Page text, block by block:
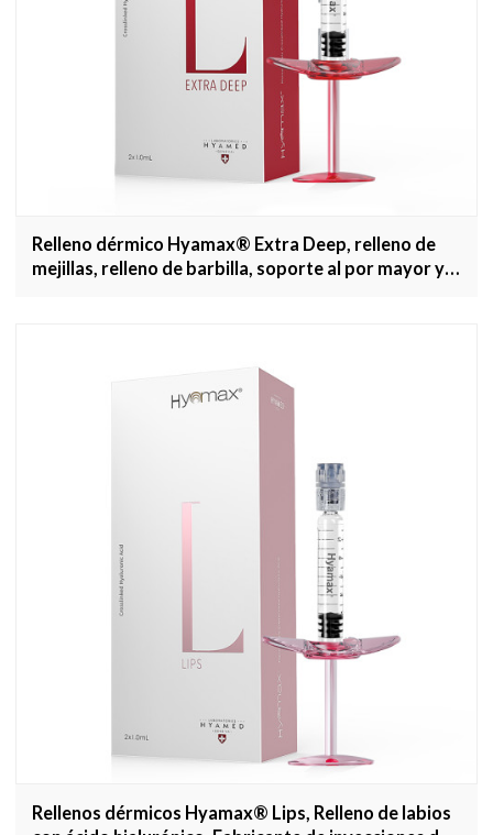
Relleno dérmico Hyamax® Extra Deep, relleno de
mejillas, relleno de barbilla, soporte al por mayor y
Rellenos dérmicos Hyamax® Lips, Relleno de labios